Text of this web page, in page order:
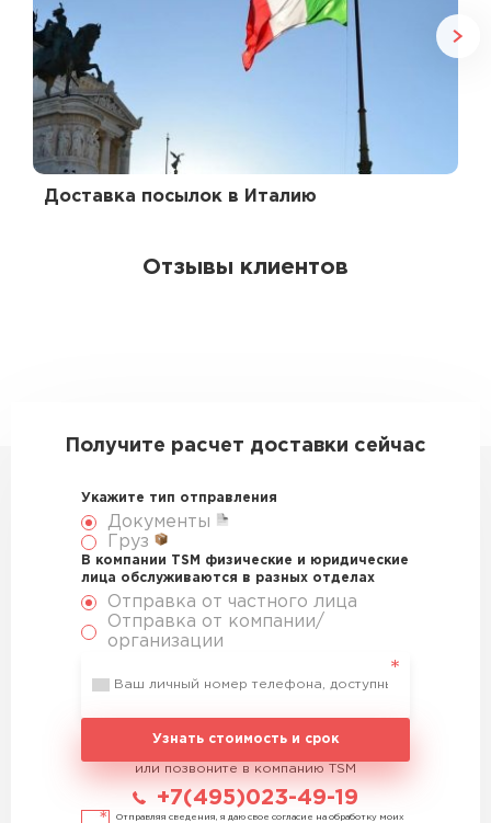
Доставка посылок в Италию
Отзывы клиентов
Получите расчет доставки сейчас
Укажите тип отправления
Документы
Груз
В компании TSM физические и юридические
лица обслуживаются в разных отделах
Отправка от частного лица
Отправка от компании/
организации
Узнать стоимость и срок
или позвоните в компанию TSM
+7(495)023-49-19
Отправляя сведения, я даю свое согласие на обработку моих